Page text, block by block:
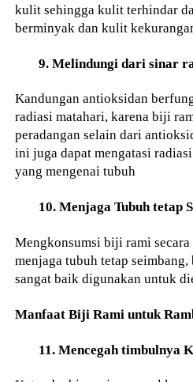
kulit sehingga kulit terhindar
berminyak dan kulit
9. Melindungi dari sinar
Kandungan antioksidan
radiasi matahari, karena biji
peradangan selain dari
ini juga dapat mengatasi
yang mengenai tubuh
10. Menjaga Tubuh tetap
Mengkonsumsi biji rami
menjaga tubuh tetap
sangat baik digunakan untuk
Manfaat Biji Rami untuk
11. Mencegah timbulnya